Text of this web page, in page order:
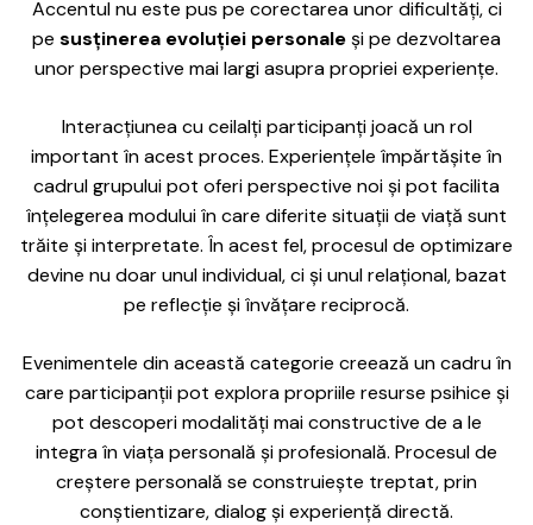
Accentul nu este pus pe corectarea unor dificultăți, ci
pe susținerea evoluției personaleși pe dezvoltarea
unor perspective mai largi asupra propriei experiențe.
Interacțiunea cu ceilalți participanți joacă un rol
important în acest proces. Experiențele împărtășite în
cadrul grupului pot oferi perspective noi și pot facilita
înțelegerea modului în care diferite situații de viață sunt
trăite și interpretate. În acest fel, procesul de optimizare
devine nu doar unul individual, ci și unul relațional, bazat
pe reflecție și învățare reciprocă.
Evenimentele din această categorie creează un cadru în
care participanții pot explora propriile resurse psihice și
pot descoperi modalități mai constructive de a le
integra în viața personală și profesională. Procesul de
creștere personală se construiește treptat, prin
conștientizare, dialog și experiență directă.